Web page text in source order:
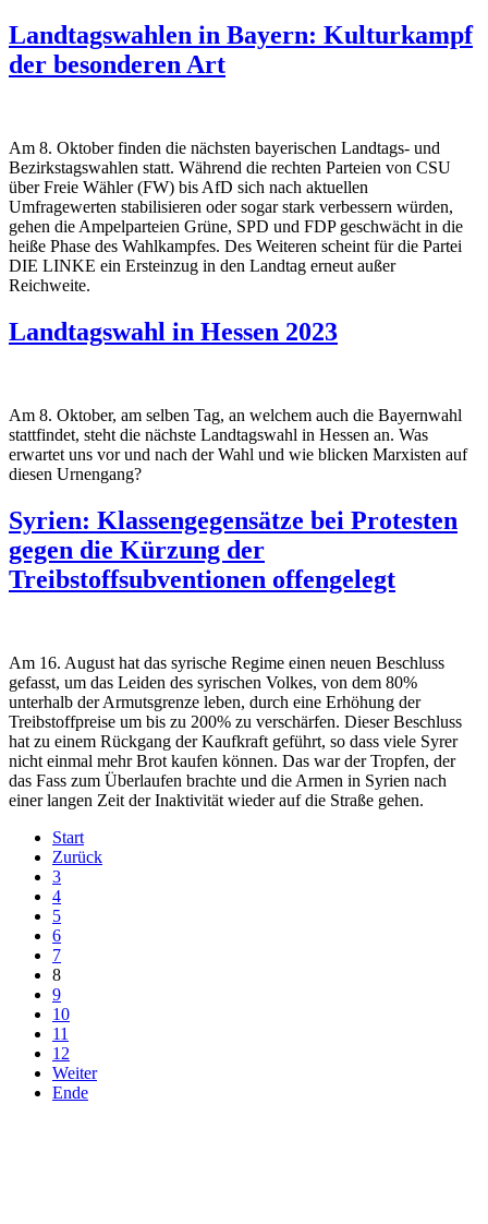
Landtagswahlen in Bayern: Kulturkampf
der besonderen Art
Am 8. Oktober finden die nächsten bayerischen Landtags- und
Bezirkstagswahlen statt. Während die rechten Parteien von CSU
über Freie Wähler (FW) bis AfD sich nach aktuellen
Umfragewerten stabilisieren oder sogar stark verbessern würden,
gehen die Ampelparteien Grüne, SPD und FDP geschwächt in die
heiße Phase des Wahlkampfes. Des Weiteren scheint für die Partei
DIE LINKE ein Ersteinzug in den Landtag erneut außer
Reichweite.
Landtagswahl in Hessen 2023
Am 8. Oktober, am selben Tag, an welchem auch die Bayernwahl
stattfindet, steht die nächste Landtagswahl in Hessen an. Was
erwartet uns vor und nach der Wahl und wie blicken Marxisten auf
diesen Urnengang?
Syrien: Klassengegensätze bei Protesten
gegen die Kürzung der
Treibstoffsubventionen offengelegt
Am 16. August hat das syrische Regime einen neuen Beschluss
gefasst, um das Leiden des syrischen Volkes, von dem 80%
unterhalb der Armutsgrenze leben, durch eine Erhöhung der
Treibstoffpreise um bis zu 200% zu verschärfen. Dieser Beschluss
hat zu einem Rückgang der Kaufkraft geführt, so dass viele Syrer
nicht einmal mehr Brot kaufen können. Das war der Tropfen, der
das Fass zum Überlaufen brachte und die Armen in Syrien nach
einer langen Zeit der Inaktivität wieder auf die Straße gehen.
Start
Zurück
3
4
5
6
7
8
9
10
11
12
Weiter
Ende